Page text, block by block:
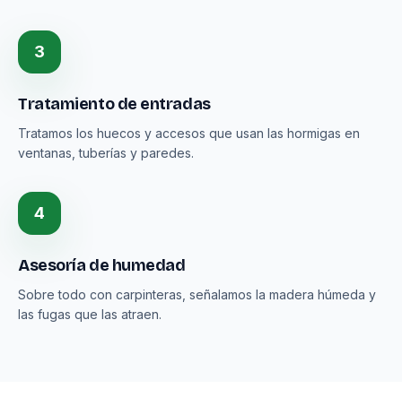
3
Tratamiento de entradas
Tratamos los huecos y accesos que usan las hormigas en
ventanas, tuberías y paredes.
4
Asesoría de humedad
Sobre todo con carpinteras, señalamos la madera húmeda y
las fugas que las atraen.